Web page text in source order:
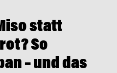
statt
So
– und das